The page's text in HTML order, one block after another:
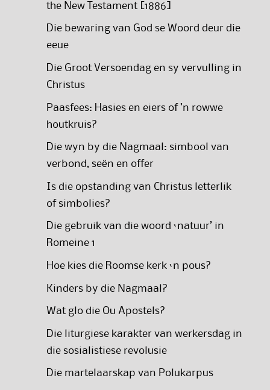
the New Testament [1886]
Die bewaring van God se Woord deur die
eeue
Die Groot Versoendag en sy vervulling in
Christus
Paasfees: Hasies en eiers of ’n rowwe
houtkruis?
Die wyn by die Nagmaal: simbool van
verbond, seën en offer
Is die opstanding van Christus letterlik
of simbolies?
Die gebruik van die woord ‘natuur’ in
Romeine 1
Hoe kies die Roomse kerk ‘n pous?
Kinders by die Nagmaal?
Wat glo die Ou Apostels?
Die liturgiese karakter van werkersdag in
die sosialistiese revolusie
Die martelaarskap van Polukarpus